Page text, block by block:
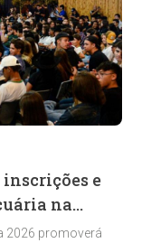
e
na
2026 promoverá